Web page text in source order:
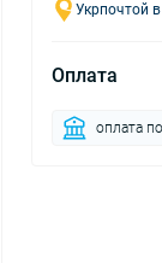
Укрпочтой
Оплата
оплата